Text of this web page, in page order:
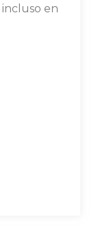
incluso en